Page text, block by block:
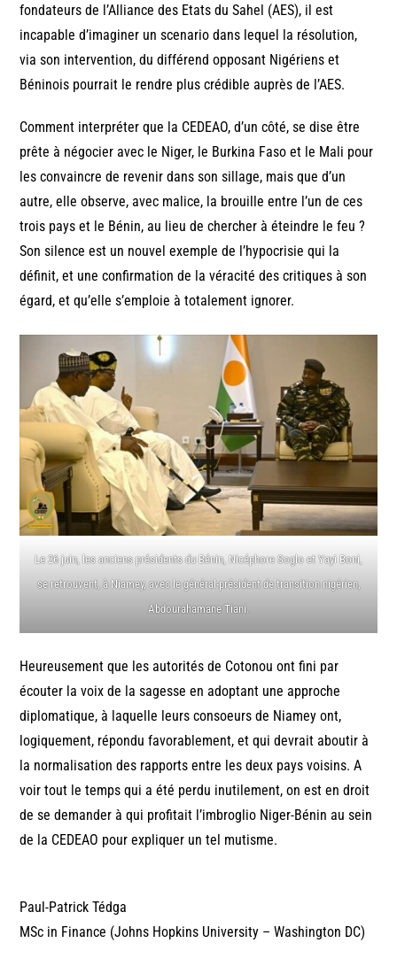
fondateurs de l’Alliance des Etats du Sahel (AES), il est
incapable d’imaginer un scenario dans lequel la résolution,
via son intervention, du différend opposant Nigériens et
Béninois pourrait le rendre plus crédible auprès de l’AES.
Comment interpréter que la CEDEAO, d’un côté, se dise être
prête à négocier avec le Niger, le Burkina Faso et le Mali pour
les convaincre de revenir dans son sillage, mais que d’un
autre, elle observe, avec malice, la brouille entre l’un de ces
trois pays et le Bénin, au lieu de chercher à éteindre le feu ?
Son silence est un nouvel exemple de l’hypocrisie qui la
définit, et une confirmation de la véracité des critiques à son
égard, et qu’elle s’emploie à totalement ignorer.
Le 26 juin, les anciens présidents du Bénin, Nicéphore Soglo et Yayi Boni,
se retrouvent, à Niamey, avec le général-président de transition nigérien,
Abdourahamane Tiani.
Heureusement que les autorités de Cotonou ont fini par
écouter la voix de la sagesse en adoptant une approche
diplomatique, à laquelle leurs consoeurs de Niamey ont,
logiquement, répondu favorablement, et qui devrait aboutir à
la normalisation des rapports entre les deux pays voisins. A
voir tout le temps qui a été perdu inutilement, on est en droit
de se demander à qui profitait l’imbroglio Niger-Bénin au sein
de la CEDEAO pour expliquer un tel mutisme.
Paul-Patrick Tédga
MSc in Finance (Johns Hopkins University – Washington DC)